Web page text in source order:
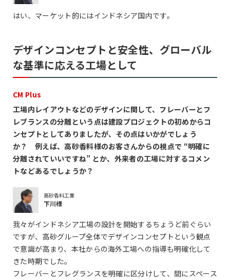
はい、マーケット的にはインドネシア国内です。
デザインコンセプトと安全性、グローバル
な基準に応える工場として
CM Plus
工場内レイアウトなどのデザインに関して、フレーバーとフ
レブランスの分離という点は建設プロジェクトの初めからコ
ンセプトとしてありましたが、その点はいかがでしょう
か？ 例えば、高砂香料様のお客さんからの視点で “明確に
分離されていいですね” とか、外来者の工場に対するコメン
トなどあるでしょうか？
高砂香料工業
下川様
我々がインドネシア工場の設計を開始するちょうど前ぐらい
ですが、高砂グループ全体でデザインコンセプトという観点
で意識が高まり、本社からの海外工場への指導も明確化して
きた時期でした。
フレーバーとフレグランスを明確に区分けして、間にスペース